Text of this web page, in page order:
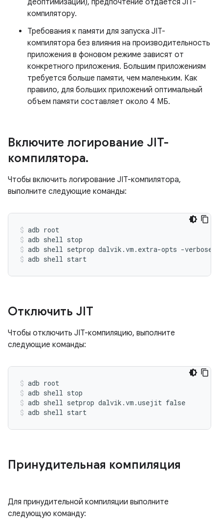
компилятору.
Требования к памяти для запуска JIT-
компилятора без влияния на производительность
приложения в фоновом режиме зависят от
конкретного приложения. Большим приложениям
требуется больше памяти, чем маленьким. Как
правило, для больших приложений оптимальный
объем памяти составляет около 4 МБ.
Включите логирование JIT-
компилятора.
Чтобы включить логирование JIT-компилятора,
выполните следующие команды:
adb root
adb shell stop
adb shell setprop dalvik.vm.extra-opts -
adb shell start
Отключить JIT
Чтобы отключить JIT-компиляцию, выполните
следующие команды:
adb root
adb shell stop
adb shell setprop dalvik.vm.usejit false
adb shell start
Принудительная компиляция
Для принудительной компиляции выполните
следующую команду: